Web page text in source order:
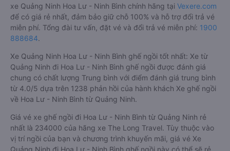
xe Quảng Ninh Hoa Lư - Ninh Bình chính hãng tại Vexere.com
để có giá rẻ nhất, đảm bảo giữ chỗ 100% và hỗ trợ đổi trả vé
miễn phí. Tổng đài tư vấn, đặt vé và đổi trả vé miễn phí: 1900
888684.
Xe Quảng Ninh Hoa Lư - Ninh Bình ghế ngồi tốt nhất: Xe từ
Quảng Ninh đi Hoa Lư - Ninh Bình ghế ngồi được đánh giá
chung có chất lượng Trung bình với điểm đánh giá trung bình
từ 4.0/5 dựa trên 1238 phản hồi của hành khách Xe ghế ngồi
về Hoa Lư - Ninh Bình từ Quảng Ninh.
Giá vé xe ghế ngồi đi Hoa Lư - Ninh Bình từ Quảng Ninh rẻ
nhất là 234000 của hãng xe The Long Travel. Tùy thuộc vào
vị trí ngồi của bạn và chương trình khuyến mãi, giá vé Xe
Quảng Ninh đi Hoa Lư - Ninh Bình ghế ngồi này có thể sẽ rẻ